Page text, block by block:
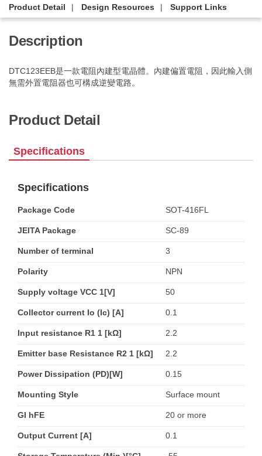
Product Detail Design Resources Support Links
Description
DTC123EEB是一款電阻內建型電晶體。內建偏置電阻，因此輸入側
無需外置電阻器也可構成逆變電路。
Product Detail
Specifications
Specifications
Package Code SOT-416FL
JEITA Package SC-89
Number of terminal 3
Polarity NPN
Supply voltage VCC 1[V] 50
Collector current Io (Ic) [A] 0.1
Input resistance R1 1 [kΩ] 2.2
Emitter base Resistance R2 1 [kΩ] 2.2
Power Dissipation (PD)[W] 0.15
Mounting Style Surface mount
GI hFE 20 or more
Output Current [A] 0.1